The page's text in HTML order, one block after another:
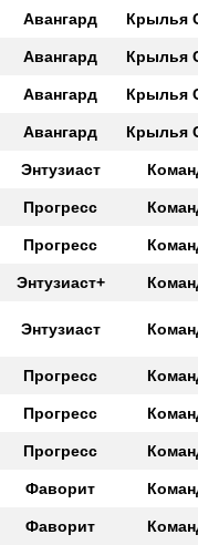
Авангард Крылья
Авангард Крылья
Авангард Крылья
Авангард Крылья
Энтузиаст
Прогресс
Прогресс
Энтузиаст+
Энтузиаст
Прогресс
Прогресс
Прогресс
Фаворит
Фаворит